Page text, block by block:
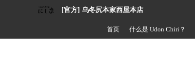
[官方] 乌冬尻本家西屋本店
首页 什么是 Udon Chiri？